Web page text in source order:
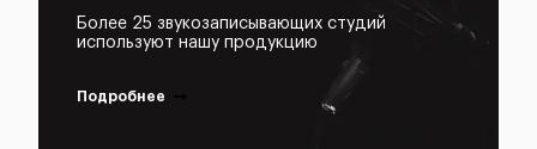
Более 25 звукозаписывающих студий
используют нашу продукцию
Подробнее